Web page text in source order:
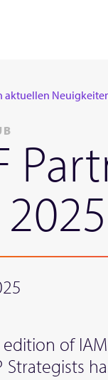
aktuellen
of
Strategists